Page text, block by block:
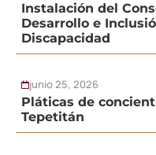
Instalación del
Desarrollo e
Discapacidad
junio 25, 2026
Pláticas de
Tepetitán